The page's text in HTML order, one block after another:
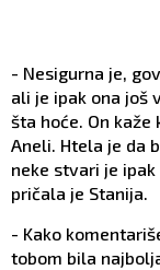
- Nesigurna je,
ali je ipak ona još
šta hoće. On kaže
Aneli. Htela je da
neke stvari je
pričala je Stanija.
- Kako
tobom bila